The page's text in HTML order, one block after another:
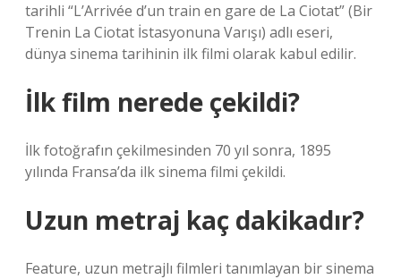
tarihli “L’Arrivée d’un train en gare de La Ciotat” (Bir
Trenin La Ciotat İstasyonuna Varışı) adlı eseri,
dünya sinema tarihinin ilk filmi olarak kabul edilir.
İlk film nerede çekildi?
İlk fotoğrafın çekilmesinden 70 yıl sonra, 1895
yılında Fransa’da ilk sinema filmi çekildi.
Uzun metraj kaç dakikadır?
Feature, uzun metrajlı filmleri tanımlayan bir sinema